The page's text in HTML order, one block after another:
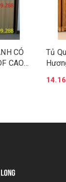
CÓ
CAO
Tủ